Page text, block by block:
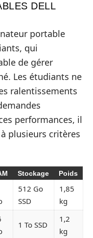
DELL
portable
qui
de gérer
Les étudiants ne
ralentissements
performances, il
plusieurs critères
Stockage Poids
512 Go
SSD
1,85
kg
1 To SSD
1,2
kg